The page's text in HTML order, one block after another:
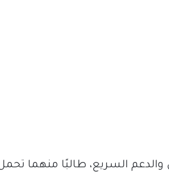
السريع، طالبًا منهما